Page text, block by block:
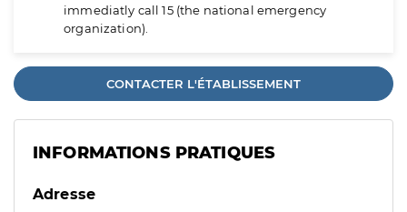
immediatly call 15 (the national emergency
organization).
CONTACTER L'ÉTABLISSEMENT
INFORMATIONS PRATIQUES
Adresse